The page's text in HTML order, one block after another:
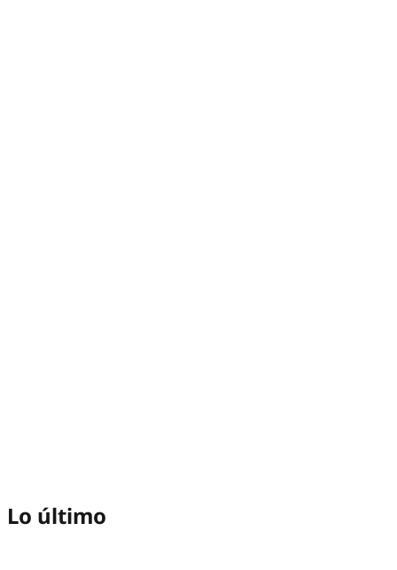
Lo último